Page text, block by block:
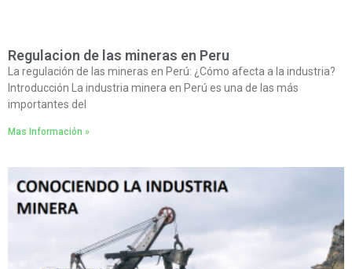
Regulacion de las mineras en Peru
La regulación de las mineras en Perú: ¿Cómo afecta a la industria?
Introducción La industria minera en Perú es una de las más
importantes del
Mas Información »